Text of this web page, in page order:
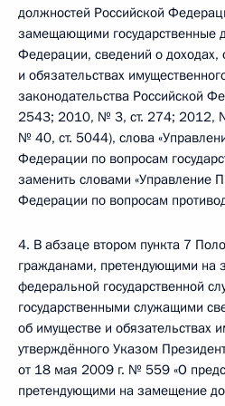
должностей Российской
замещающими государственные
Федерации, сведений о доходах,
и обязательствах
законодательства Российской
2543; 2010, № 3, ст. 274; 2012,
№ 40, ст. 5044), слова
Федерации по вопросам
заменить словами «Управление
Федерации по вопросам
4. В абзаце втором пункта 7
гражданами, претендующими на
федеральной государственной
государственными служащими
об имуществе и обязательствах
утверждённого Указом
от 18 мая 2009 г. № 559 «О
претендующими на замещение